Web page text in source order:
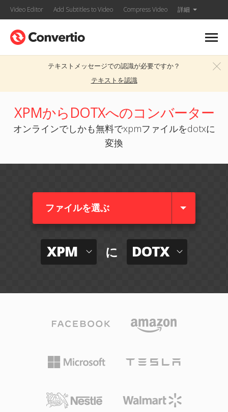
Video Editor Add Subtitles to Video Compress Video 詳細
テキストメッセージでの認識が必要ですか？
テキストを認識
XPMからDOTXへのコンバーター
オンラインでしかも無料でxpmファイルをdotxに
変換
ファイルを選ぶ
XPM に DOTX